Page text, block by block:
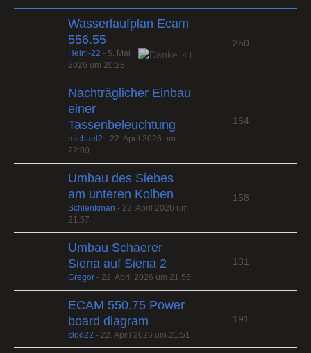
Wasserlaufplan Ecam
556.55
1
Heini-22 - 5. Mai
2026 um 20:28
250
Nachträglicher Einbau
einer
Tassenbeleuchtung
michael2 - 22. April 2026 um
22:00
164
Umbau des Siebes
am unteren Kolben
Schlenkman - 22. April 2026 um
21:57
158
Umbau Schaerer
Siena auf Siena 2
Gregor - 22. April 2026 um 21:56
131
ECAM 550.75 Power
board diagram
clod22 - 22. April 2026 um 21:51
191